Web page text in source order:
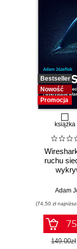
Bestseller
Nowość
Promocja
książka
ruchu
Adam
(74,50 zł
149.00zł